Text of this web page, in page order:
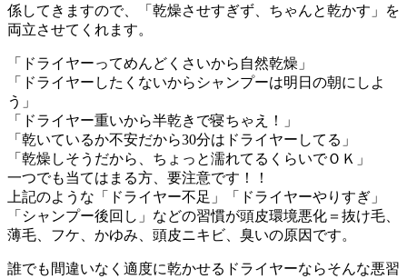
係してきますので、「乾燥させすぎず、ちゃんと乾かす」を
両立させてくれます。
「ドライヤーってめんどくさいから自然乾燥」
「ドライヤーしたくないからシャンプーは明日の朝にしよ
う」
「ドライヤー重いから半乾きで寝ちゃえ！」
「乾いているか不安だから30分はドライヤーしてる」
「乾燥しそうだから、ちょっと濡れてるくらいでＯＫ」
一つでも当てはまる方、要注意です！！
上記のような「ドライヤー不足」「ドライヤーやりすぎ」
「シャンプー後回し」などの習慣が頭皮環境悪化＝抜け毛、
薄毛、フケ、かゆみ、頭皮ニキビ、臭いの原因です。
誰でも間違いなく適度に乾かせるドライヤーならそんな悪習